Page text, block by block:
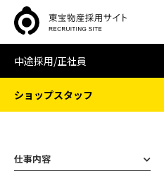
東
中途採用/正社員
ショップスタッフ
仕事内容